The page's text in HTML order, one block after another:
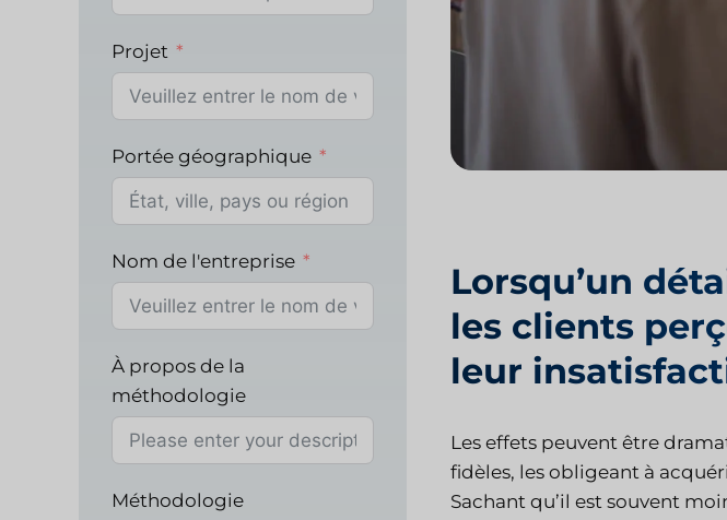
Lorsqu’un
les clients
leur
Les effets peuvent être
fidèles, les obligeant à
Sachant qu’il est souvent
Projet
Portée géographique
Nom de l'entreprise
À propos de la
méthodologie
Méthodologie